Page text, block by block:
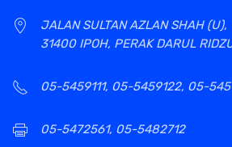
JALAN SULTAN AZLAN SHAH (U),
31400 IPOH, PERAK DARUL
05-5459111, 05-5459122, 05-
05-5472561, 05-5482712